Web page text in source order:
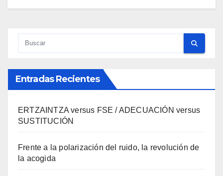
Entradas Recientes
ERTZAINTZA versus FSE / ADECUACIÓN versus
SUSTITUCIÓN
Frente a la polarización del ruido, la revolución de
la acogida